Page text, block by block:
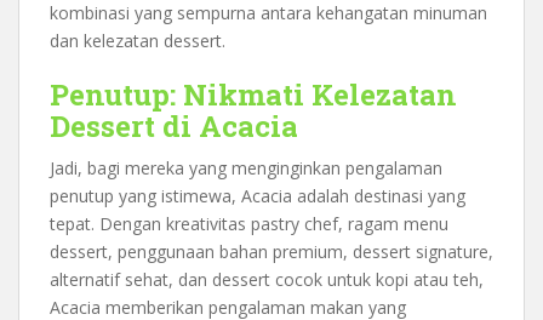
kombinasi yang sempurna antara kehangatan minuman
dan kelezatan dessert.
Penutup: Nikmati Kelezatan
Dessert di Acacia
Jadi, bagi mereka yang menginginkan pengalaman
penutup yang istimewa, Acacia adalah destinasi yang
tepat. Dengan kreativitas pastry chef, ragam menu
dessert, penggunaan bahan premium, dessert signature,
alternatif sehat, dan dessert cocok untuk kopi atau teh,
Acacia memberikan pengalaman makan yang